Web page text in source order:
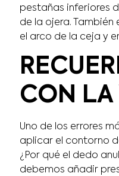
pestañas inferiores
de la ojera.
el arco de la ceja y
CON LA
Uno de los errores
aplicar el contorno
¿Por qué el dedo
debemos añadir